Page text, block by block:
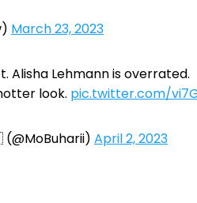
March 23, 2023
Alisha Lehmann is overrated.
look. pic.twitter.com/
April 2, 2023